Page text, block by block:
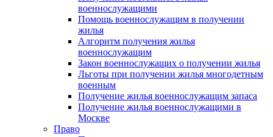
военнослужащими
Помощь военнослужащим в получении
жилья
Алгоритм получения жилья
военнослужащим
Закон военнослужащих о получении жилья
Льготы при получении жилья многодетным
военным
Получение жилья военнослужащим запаса
Получение жилья военнослужащими в
Москве
Право